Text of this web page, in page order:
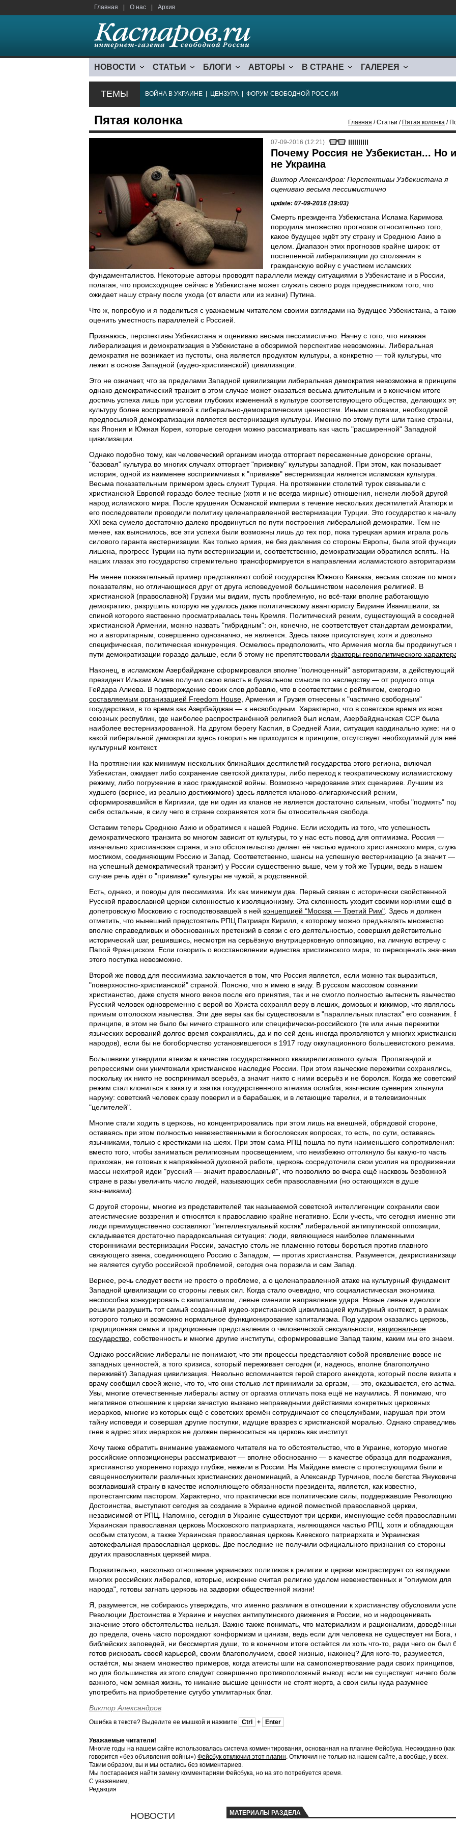
Главная О нас Архив
НОВОСТИ СТАТЬИ БЛОГИ АВТОРЫ В СТРАНЕ ГАЛЕРЕЯ
ТЕМЫ ВОЙНА В УКРАИНЕ ЦЕНЗУРА ФОРУМ СВОБОДНОЙ РОССИИ
Пятая колонка Главная / Статьи / Пятая колонка /
07-09-2016 (12:21)
Почему Россия не Узбекистан... Но и
не Украина
Виктор Александров: Перспективы Узбекистана я
оцениваю весьма пессимистично
update: 07-09-2016 (19:03)
Смерть президента Узбекистана Ислама Каримова
породила множество прогнозов относительно того,
какое будущее ждёт эту страну и Среднюю Азию в
целом. Диапазон этих прогнозов крайне широк: от
постепенной либерализации до сползания в
гражданскую войну с участием исламских
фундаменталистов. Некоторые авторы проводят параллели между ситуациями в Узбекистане и в России,
полагая, что происходящее сейчас в Узбекистане может служить своего рода предвестником того, что
ожидает нашу страну после ухода (от власти или из жизни) Путина.
Что ж, попробую и я поделиться с уважаемым читателем своими взглядами на будущее Узбекистана, а
оценить уместность параллелей с Россией.
Признаюсь, перспективы Узбекистана я оцениваю весьма пессимистично. Начну с того, что никакая
либерализация и демократизация в Узбекистане в обозримой перспективе невозможны. Либеральная
демократия не возникает из пустоты, она является продуктом культуры, а конкретно — той культуры, что
лежит в основе Западной (иудео-христианской) цивилизации.
Это не означает, что за пределами Западной цивилизации либеральная демократия невозможна в
однако демократический транзит в этом случае может оказаться весьма длительным и в конечном итоге
достичь успеха лишь при условии глубоких изменений в культуре соответствующего общества, делающих
культуру более восприимчивой к либерально-демократическим ценностям. Иными словами, необходимой
предпосылкой демократизации является вестернизация культуры. Именно по этому пути шли такие страны,
как Япония и Южная Корея, которые сегодня можно рассматривать как часть "расширенной" Западной
цивилизации.
Однако подобно тому, как человеческий организм иногда отторгает пересаженные донорские органы,
"базовая" культура во многих случаях отторгает "прививку" культуры западной. При этом, как показывает
история, одной из наименее восприимчивых к "прививке" вестернизации является исламская культура.
Весьма показательным примером здесь служит Турция. На протяжении столетий турок связывали с
христианской Европой гораздо более тесные (хотя и не всегда мирные) отношения, нежели любой другой
народ исламского мира. После крушения Османской империи в течение нескольких десятилетий Ататюрк и
его последователи проводили политику целенаправленной вестернизации Турции. Это государство к началу
XXI века сумело достаточно далеко продвинуться по пути построения либеральной демократии. Тем не
менее, как выяснилось, все эти успехи были возможны лишь до тех пор, пока турецкая армия играла роль
силового гаранта вестернизации. Как только армия, не без давления со стороны Европы, была этой
лишена, прогресс Турции на пути вестернизации и, соответственно, демократизации обратился вспять. На
наших глазах это государство стремительно трансформируется в направлении исламистского
Не менее показательный пример представляют собой государства Южного Кавказа, весьма схожие по
показателям, но отличающиеся друг от друга исповедуемой большинством населения религией. В
христианской (православной) Грузии мы видим, пусть проблемную, но всё-таки вполне работающую
демократию, разрушить которую не удалось даже политическому авантюристу Бидзине Иванишвили, за
спиной которого явственно просматривалась тень Кремля. Политический режим, существующий в соседней
христианской Армении, можно назвать "гибридным": он, конечно, не соответствует стандартам демократии,
но и авторитарным, совершенно однозначно, не является. Здесь также присутствует, хотя и довольно
специфическая, политическая конкуренция. Осмелюсь предположить, что Армения могла бы продвинуться
пути демократизации гораздо дальше, если б этому не препятствовали факторы геополитического
Наконец, в исламском Азербайджане сформировался вполне "полноценный" авторитаризм, а действующий
президент Ильхам Алиев получил свою власть в буквальном смысле по наследству — от родного отца
Гейдара Алиева. В подтверждение своих слов добавлю, что в соответствии с рейтингом, ежегодно
составляемым организацией Freedom House , Армения и Грузия отнесены к "частично свободным"
государствам, в то время как Азербайджан — к несвободным. Характерно, что в советское время из всех
союзных республик, где наиболее распространённой религией был ислам, Азербайджанская ССР была
наиболее вестернизированной. На другом берегу Каспия, в Средней Азии, ситуация кардинально хуже: ни о
какой либеральной демократии здесь говорить не приходится в принципе, отсутствует необходимый для
культурный контекст.
На протяжении как минимум нескольких ближайших десятилетий государства этого региона, включая
Узбекистан, ожидает либо сохранение светской диктатуры, либо переход к теократическому исламистскому
режиму, либо погружение в хаос гражданской войны. Возможно чередование этих сценариев. Лучшим из
худшего (вернее, из реально достижимого) здесь является кланово-олигархический режим,
сформировавшийся в Киргизии, где ни один из кланов не является достаточно сильным, чтобы "подмять"
себя остальные, в силу чего в стране сохраняется хотя бы относительная свобода.
Оставим теперь Среднюю Азию и обратимся к нашей Родине. Если исходить из того, что успешность
демократического транзита во многом зависит от культуры, то у нас есть повод для оптимизма. Россия —
изначально христианская страна, и это обстоятельство делает её частью единого христианского мира,
мостиком, соединяющим Россию и Запад. Соответственно, шансы на успешную вестернизацию (а значит
на успешный демократический транзит) у России существенно выше, чем у той же Турции, ведь в нашем
случае речь идёт о "прививке" культуры не чужой, а родственной.
Есть, однако, и поводы для пессимизма. Их как минимум два. Первый связан с исторически свойственной
Русской православной церкви склонностью к изоляционизму. Эта склонность уходит своими корнями ещё в
допетровскую Московию с господствовавшей в ней концепцией "Москва — Третий Рим" . Здесь я должен
отметить, что нынешний предстоятель РПЦ Патриарх Кирилл, к которому можно предъявлять множество
вполне справедливых и обоснованных претензий в связи с его деятельностью, совершил действительно
исторический шаг, решившись, несмотря на серьёзную внутрицерковную оппозицию, на личную встречу с
Папой Франциском. Если говорить о восстановлении единства христианского мира, то переоценить
этого поступка невозможно.
Второй же повод для пессимизма заключается в том, что Россия является, если можно так выразиться,
"поверхностно-христианской" страной. Поясню, что я имею в виду. В русском массовом сознании
христианство, даже спустя много веков после его принятия, так и не смогло полностью вытеснить
Русский человек одновременно с верой во Христа сохранял веру в леших, домовых и кикимор, что являлось
прямым отголоском язычества. Эти две веры как бы существовали в "параллельных пластах" его сознания.
принципе, в этом не было бы ничего страшного или специфически-российского (те или иные пережитки
языческих верований долгое время сохранялись, да и по сей день иногда проявляются у многих
народов), если бы не богоборчество установившегося в 1917 году оккупационного большевистского режима.
Большевики утвердили атеизм в качестве государственного квазирелигиозного культа. Пропагандой и
репрессиями они уничтожали христианское наследие России. При этом языческие пережитки сохранялись,
поскольку их никто не воспринимал всерьёз, а значит никто с ними всерьёз и не боролся. Когда же
режим стал клониться к закату и хватка государственного атеизма ослабла, языческие суеверия хлынули
наружу: советский человек сразу поверил и в барабашек, и в летающие тарелки, и в телевизионных
"целителей".
Многие стали ходить в церковь, но концентрировались при этом лишь на внешней, обрядовой стороне,
оставаясь при этом полностью невежественными в богословских вопросах, то есть, по сути, оставаясь
язычниками, только с крестиками на шеях. При этом сама РПЦ пошла по пути наименьшего сопротивления:
вместо того, чтобы заниматься религиозным просвещением, что неизбежно оттолкнуло бы какую-то часть
прихожан, не готовых к напряжённой духовной работе, церковь сосредоточила свои усилия на
массы нехитрой идеи "русский — значит православный", что позволило во вчера ещё насквозь безбожной
стране в разы увеличить число людей, называющих себя православными (но остающихся в душе
язычниками).
С другой стороны, многие из представителей так называемой советской интеллигенции сохранили свои
атеистические воззрения и относятся к православию крайне негативно. Если учесть, что сегодня именно эти
люди преимущественно составляют "интеллектуальный костяк" либеральной антипутинской оппозиции,
складывается достаточно парадоксальная ситуация: люди, являющиеся наиболее пламенными
сторонниками вестернизации России, зачастую столь же пламенно готовы бороться против главного
связующего звена, соединяющего Россию с Западом, — против христианства. Разумеется,
не является сугубо российской проблемой, сегодня она поразила и сам Запад.
Вернее, речь следует вести не просто о проблеме, а о целенаправленной атаке на культурный фундамент
Западной цивилизации со стороны левых сил. Когда стало очевидно, что социалистическая экономика
неспособна конкурировать с капитализмом, левые сменили направление удара. Новые левые идеологи
решили разрушить тот самый созданный иудео-христианской цивилизацией культурный контекст, в рамках
которого только и возможно нормальное функционирование капитализма. Под ударом оказались церковь,
традиционная семья и традиционные представления о человеческой сексуальности, национальное
государство , собственность и многие другие институты, сформировавшие Запад таким, каким мы его знаем.
Однако российские либералы не понимают, что эти процессы представляют собой проявление вовсе не
западных ценностей, а того кризиса, который переживает сегодня (и, надеюсь, вполне благополучно
переживёт) Западная цивилизация. Невольно вспоминается герой старого анекдота, который после визита к
врачу сообщил своей жене, что то, что они столько лет принимали за оргазм, — это, оказывается, его астма.
Увы, многие отечественные либералы астму от оргазма отличать пока ещё не научились. Я понимаю, что
негативное отношение к церкви зачастую вызвано неправедными действиями конкретных церковных
иерархов, многие из которых ещё с советских времён сотрудничают со спецслужбами, нарушая при этом
тайну исповеди и совершая другие поступки, идущие вразрез с христианской моралью. Однако
гнев в адрес этих иерархов не должен переноситься на церковь как институт.
Хочу также обратить внимание уважаемого читателя на то обстоятельство, что в Украине, которую многие
российские оппозиционеры рассматривают — вполне обоснованно — в качестве образца для подражания,
христианство укоренено гораздо глубже, нежели в России. На Майдане вместе с протестующими были и
священнослужители различных христианских деноминаций, а Александр Турчинов, после бегства
возглавивший страну в качестве исполняющего обязанности президента, является, как известно,
протестантским пастором. Характерно, что практически все политические силы, поддержавшие Революцию
Достоинства, выступают сегодня за создание в Украине единой поместной православной церкви,
независимой от РПЦ. Напомню, сегодня в Украине существуют три церкви, именующие себя
Украинская православная церковь Московского патриархата, являющаяся частью РПЦ, хотя и обладающая
особым статусом, а также Украинская православная церковь Киевского патриархата и Украинская
автокефальная православная церковь. Две последние не получили официального признания со стороны
других православных церквей мира.
Поразительно, насколько отношение украинских политиков к религии и церкви контрастирует со взглядами
многих российских либералов, которые, искренне считая религию уделом невежественных и "опиумом для
народа", готовы загнать церковь на задворки общественной жизни!
Я, разумеется, не собираюсь утверждать, что именно различия в отношении к христианству обусловили
Революции Достоинства в Украине и неуспех антипутинского движения в России, но и недооценивать
значение этого обстоятельства нельзя. Важно также понимать, что материализм и рационализм,
до предела, очень часто порождают конформизм и цинизм, ведь если для человека не существует ни Бога,
библейских заповедей, ни бессмертия души, то в конечном итоге остаётся ли хоть что-то, ради чего он был
готов рисковать своей карьерой, своим благополучием, своей жизнью, наконец? Для кого-то, разумеется,
остаётся, мы знаем множество примеров, когда атеисты шли на самопожертвование ради своих принципов,
но для большинства из этого следует совершенно противоположный вывод: если не существует ничего
важного, чем земная жизнь, то никакие высшие ценности не стоят жертв, а свои силы куда разумнее
употребить на приобретение сугубо утилитарных благ.
Виктор Александров
Ошибка в тексте? Выделите ее мышкой и нажмите Ctrl + Enter
Уважаемые читатели!
Многие годы на нашем сайте использовалась система комментирования, основанная на плагине Фейсбука. Неожиданно (как
говорится «без объявления войны») Фейсбук отключил этот плагин. Отключил не только на нашем сайте, а вообще, у всех.
Таким образом, вы и мы остались без комментариев.
Мы постараемся найти замену комментариям Фейсбука, но на это потребуется время.
С уважением,
Редакция
НОВОСТИ МАТЕРИАЛЫ РАЗДЕЛА